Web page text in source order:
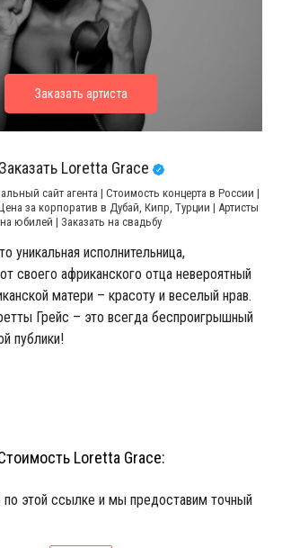
Заказать Loretta Grace
сайт агента | Стоимость концерта в России |
за корпоратив в Дубай, Кипр, Турции | Артисты
на юбилей | Заказать на свадьбу
уникальная исполнительница,
своего африканского отца невероятный
матери – красоту и веселый нрав.
Грейс – это всегда беспроигрышный
публики!
Loretta Grace:
по этой ссылке и мы предоставим точный